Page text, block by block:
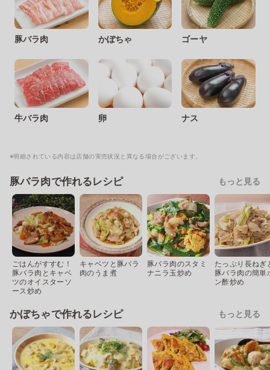
豚バラ肉 かぼちゃ ゴーヤ
牛バラ肉 卵 ナス
※明細されている内容は店舗の実売状況と異なる場合がございます。
豚バラ肉で作れるレシピ もっと見る
ごはんがすすむ！
豚バラ肉とキャベ
ツのオイスターソ
ース炒め
キャベツと豚バラ
肉のうま煮
豚バラ肉のスタミ
ナニラ玉炒め
たっぷり長ねぎ
豚バラ肉の簡単
ン酢炒め
かぼちゃで作れるレシピ もっと見る